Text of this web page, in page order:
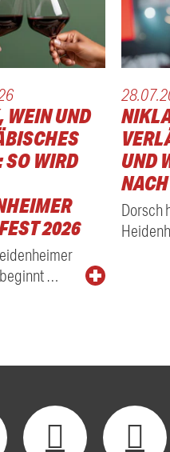
WEIN UND
SO WIRD
2026
…
UND
Dorsch